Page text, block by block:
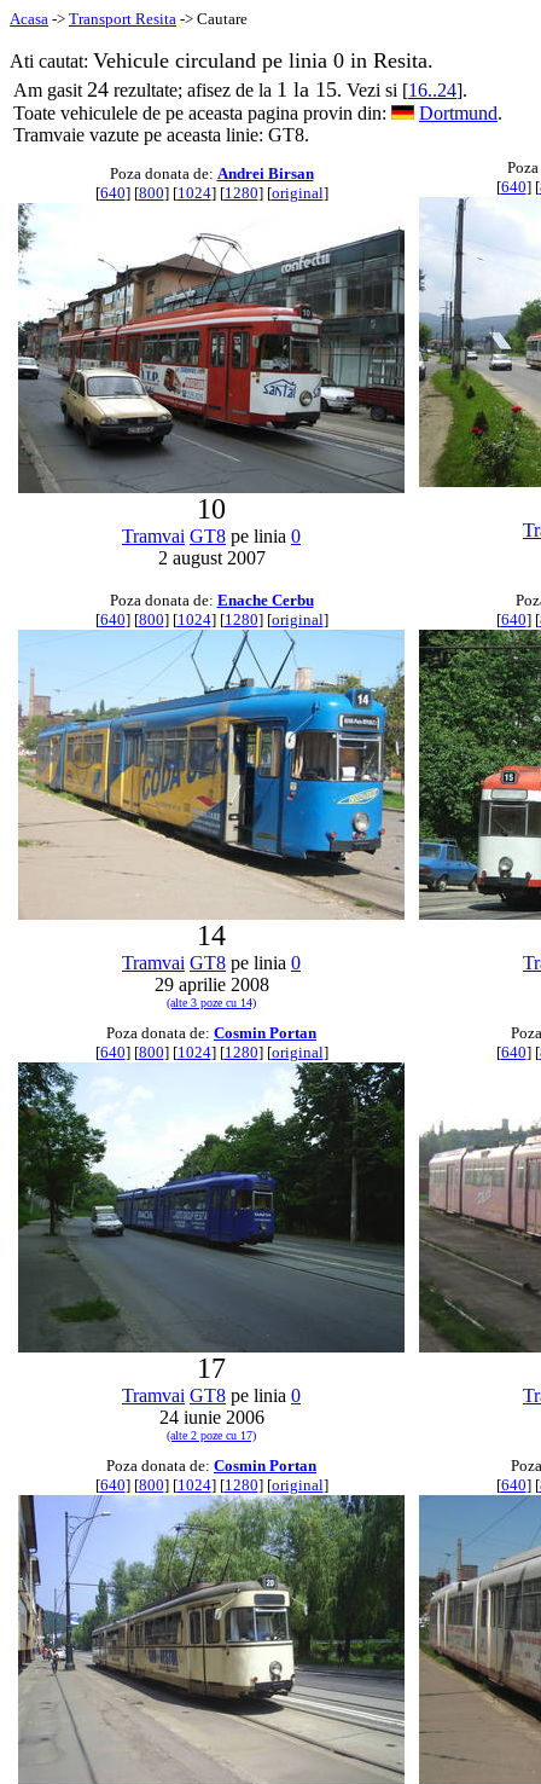
Acasa -> Transport Resita -> Cautare
Ati cautat: Vehicule circuland pe linia 0 in Resita.
Am gasit 24 rezultate; afisez de la 1 la 15. Vezi si [16..24].
Toate vehiculele de pe aceasta pagina provin din:
Dortmund.
Tramvaie vazute pe aceasta linie: GT8.
Poza donata de: Andrei Birsan
[640] [800] [1024] [1280] [original]
10
Tramvai GT8 pe linia 0
2 august 2007
[640] [
Poza donata de: Enache Cerbu
[640] [800] [1024] [1280] [original]
14
Tramvai GT8 pe linia 0
29 aprilie 2008
(alte 3 poze cu 14)
[640] [
Poza donata de: Cosmin Portan
[640] [800] [1024] [1280] [original]
17
Tramvai GT8 pe linia 0
24 iunie 2006
(alte 2 poze cu 17)
[640] [
Poza donata de: Cosmin Portan
[640] [800] [1024] [1280] [original]
[640] [